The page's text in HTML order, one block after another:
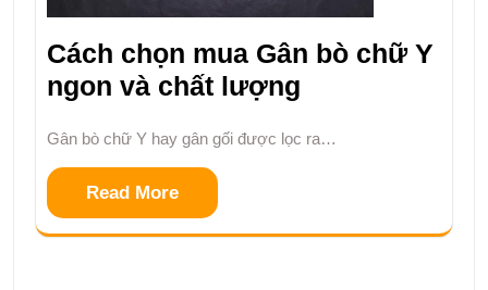
Cách chọn mua Gân bò chữ Y
ngon và chất lượng
Gân bò chữ Y hay gân gối được lọc ra…
Read More